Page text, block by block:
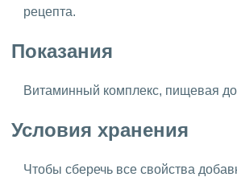
рецепта.
Показания
Витаминный комплекс, пищевая
Условия хранения
Чтобы сберечь все свойства